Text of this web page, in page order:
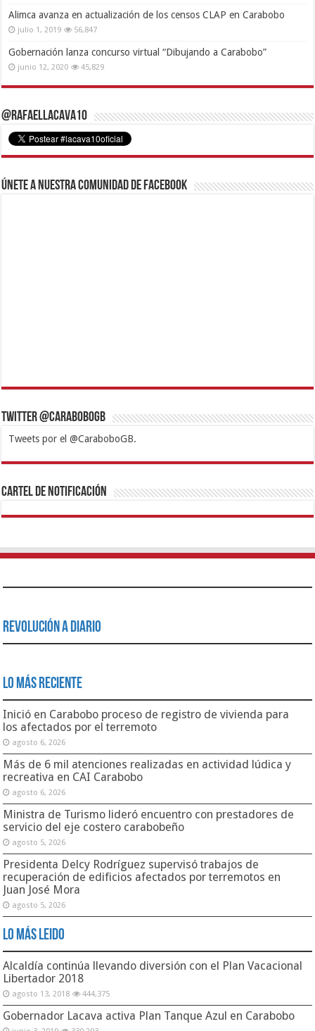
Alimca avanza en actualización de los censos CLAP en Carabobo
julio 1, 2019 56,847
Gobernación lanza concurso virtual “Dibujando a Carabobo”
junio 12, 2020 45,829
@RafaelLacava10
Únete a nuestra comunidad de Facebook
Twitter @CaraboboGB
Tweets por el @CaraboboGB.
1xbetBetturkeyBetistKralbetSupertotobetTipobetMatadorbetMariobet
https://mvbcasino.com/
Cartel de Notificación
Revolución a Diario
Lo Más Reciente
Inició en Carabobo proceso de registro de vivienda para
los afectados por el terremoto
agosto 6, 2026
Más de 6 mil atenciones realizadas en actividad lúdica y
recreativa en CAI Carabobo
agosto 6, 2026
Ministra de Turismo lideró encuentro con prestadores de
servicio del eje costero carabobeño
agosto 5, 2026
Presidenta Delcy Rodríguez supervisó trabajos de
recuperación de edificios afectados por terremotos en
Juan José Mora
agosto 5, 2026
Lo Más Leido
Alcaldía continúa llevando diversión con el Plan Vacacional
Libertador 2018
agosto 13, 2018 444,375
Gobernador Lacava activa Plan Tanque Azul en Carabobo